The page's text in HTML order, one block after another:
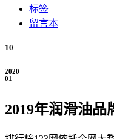
标签
留言本
10
2020
01
2019年润滑油品